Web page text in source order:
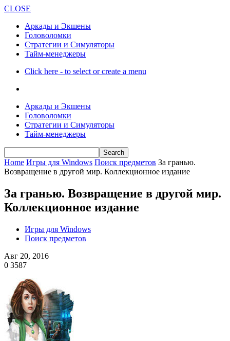
CLOSE
Аркады и Экшены
Головоломки
Стратегии и Симуляторы
Тайм-менеджеры
Click here - to select or create a menu
Аркады и Экшены
Головоломки
Стратегии и Симуляторы
Тайм-менеджеры
Home Игры для Windows Поиск предметов За гранью.
Возвращение в другой мир. Коллекционное издание
За гранью. Возвращение в другой мир.
Коллекционное издание
Игры для Windows
Поиск предметов
Авг 20, 2016
0 3587